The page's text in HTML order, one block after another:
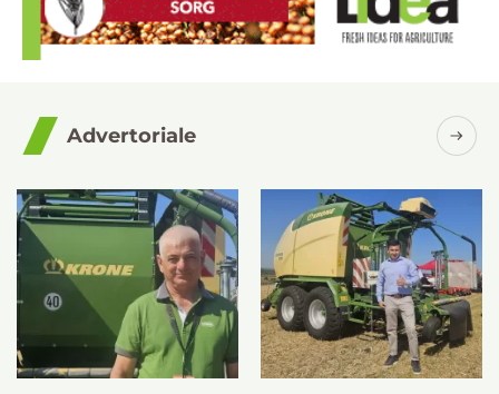
Advertoriale